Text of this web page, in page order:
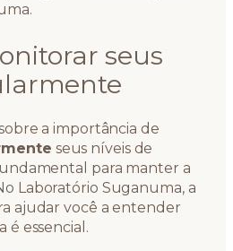
seus
a importância de
seus níveis de
para manter a
Laboratório Suganuma, a
ajudar você a entender
é essencial.